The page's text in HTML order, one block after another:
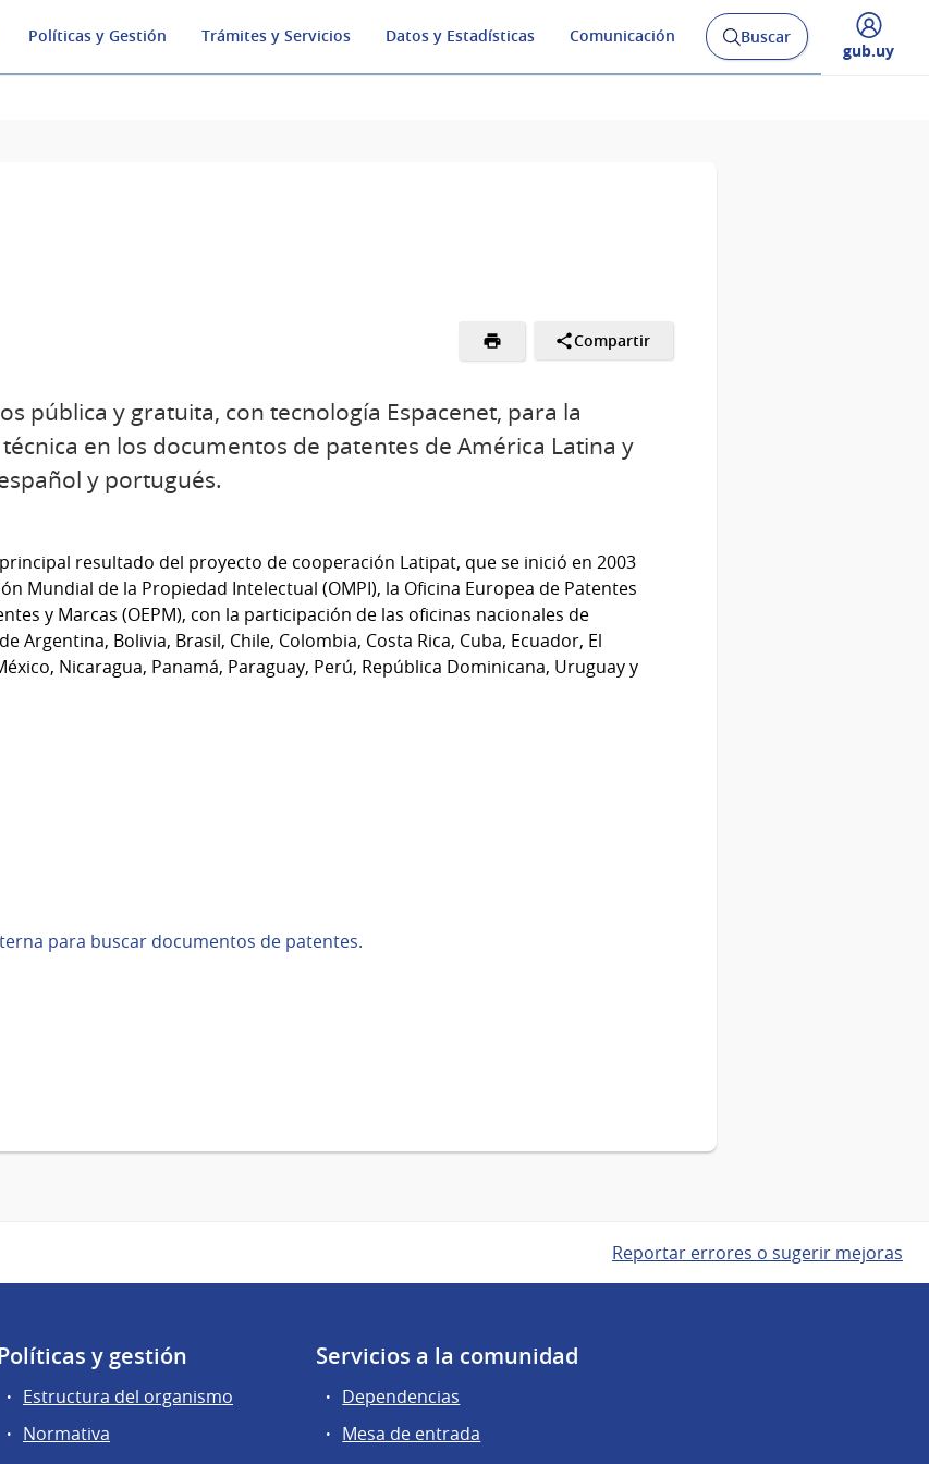
Políticas y Gestión Trámites y Servicios Datos y Estadísticas Comunicación
Abrir
buscador
Buscar
Desplegar
gub.uy
Compartir
pública y gratuita, con tecnología Espacenet, para la
en los documentos de patentes de América Latina y
y portugués.
resultado del proyecto de cooperación Latipat, que se inició en 2003
Mundial de la Propiedad Intelectual (OMPI), la Oficina Europea de Patentes
y Marcas (OEPM), con la participación de las oficinas nacionales de
Argentina, Bolivia, Brasil, Chile, Colombia, Costa Rica, Cuba, Ecuador, El
Nicaragua, Panamá, Paraguay, Perú, República Dominicana, Uruguay y
para buscar documentos de patentes.
Reportar errores o sugerir mejoras
Políticas y gestión
Estructura del organismo
Normativa
Servicios a la comunidad
Dependencias
Mesa de entrada